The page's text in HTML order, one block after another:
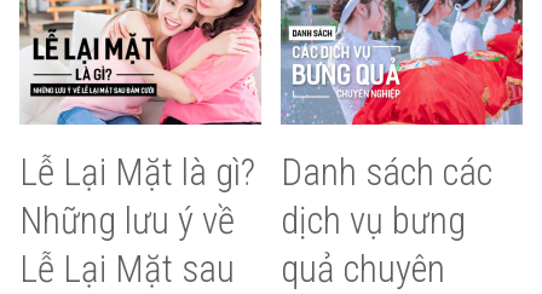
Lễ Lại Mặt là gì?
Những lưu ý về
Lễ Lại Mặt sau
Danh sách các
dịch vụ bưng
quả chuyên